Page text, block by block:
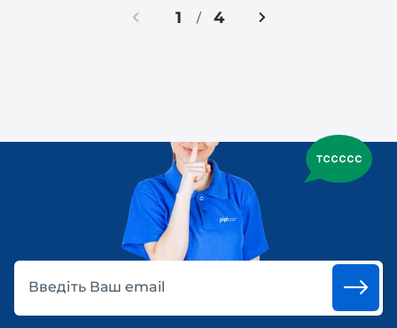
1 / 4
Введіть Ваш email